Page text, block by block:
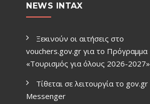
NEWS INTAX
Ξεκινούν οι αιτήσεις στο
vouchers.gov.gr για το Πρόγραμμα
«Τουρισμός για όλους 2026-2027»
Τίθεται σε λειτουργία το gov.gr
Μessenger